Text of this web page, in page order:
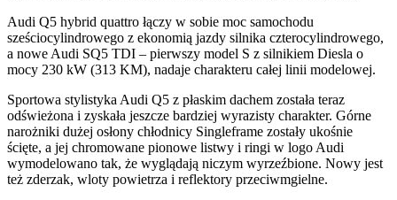
Audi Q5 hybrid quattro łączy w sobie moc samochodu
sześciocylindrowego z ekonomią jazdy silnika czterocylindrowego,
a nowe Audi SQ5 TDI – pierwszy model S z silnikiem Diesla o
mocy 230 kW (313 KM), nadaje charakteru całej linii modelowej.
Sportowa stylistyka Audi Q5 z płaskim dachem została teraz
odświeżona i zyskała jeszcze bardziej wyrazisty charakter. Górne
narożniki dużej osłony chłodnicy Singleframe zostały ukośnie
ścięte, a jej chromowane pionowe listwy i ringi w logo Audi
wymodelowano tak, że wyglądają niczym wyrzeźbione. Nowy jest
też zderzak, wloty powietrza i reflektory przeciwmgielne.